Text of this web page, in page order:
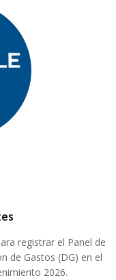
registrar el Panel de
de Gastos (DG) en el
2026.